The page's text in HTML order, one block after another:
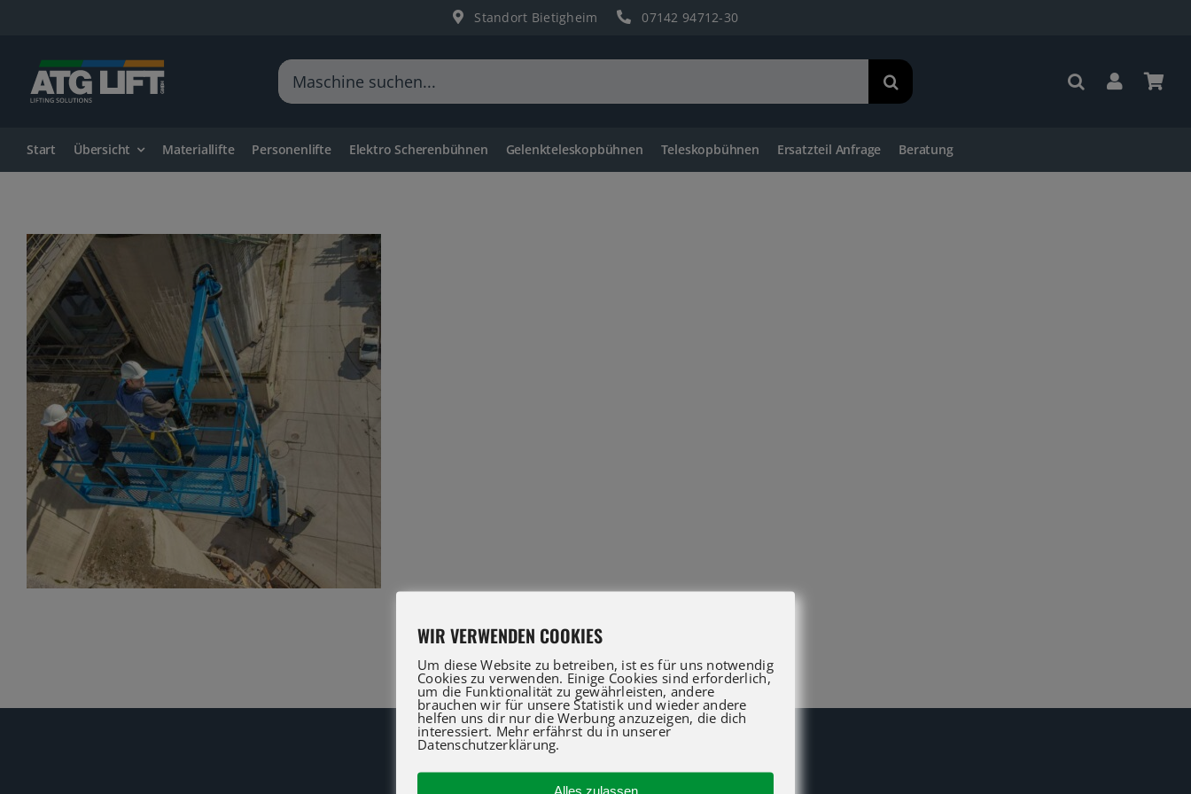
springen
Standort Bietigheim 07142 94712-30
Suche
nach:
Start Übersicht Materiallifte Personenlifte Elektro Scherenbühnen Gelenkteleskopbühnen Teleskopbühnen Ersatzteil Anfrage Beratung
WIR VERWENDEN COOKIES
Um diese Website zu betreiben, ist es für uns notwendig
Cookies zu verwenden. Einige Cookies sind erforderlich,
um die Funktionalität zu gewährleisten, andere
brauchen wir für unsere Statistik und wieder andere
helfen uns dir nur die Werbung anzuzeigen, die dich
interessiert. Mehr erfährst du in unserer
Datenschutzerklärung.
Alles zulassen